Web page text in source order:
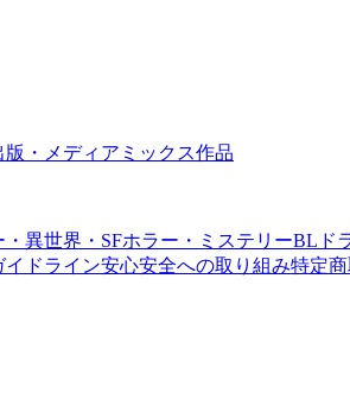
版・メディアミックス作品
異世界・SFホラー・ミステリーBL ド
イドライン安心安全への取り組み特定